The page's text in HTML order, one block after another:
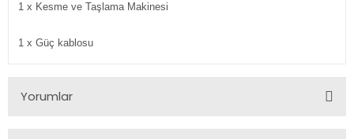
1 x Kesme ve Taşlama Makinesi
1 x Güç kablosu
Yorumlar